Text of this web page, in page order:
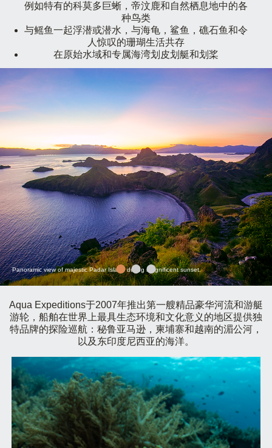
例如特有的科莫多巨蜥，帝汶鹿和自然栖息地中的各
种鸟类
与鳐鱼一起浮潜或潜水，与海龟，鲨鱼，礁石鱼和令
人惊叹的珊瑚生活共存
在原始水域和专属海湾划皮划艇和划桨
Panoramic view of majestic Padar Island during magnificent sunset.
Aqua Expeditions于2007年推出第一艘精品豪华河流和游艇
游轮，船舶在世界上最具生态环境和文化意义的地区提供独
特品牌的探险巡航：秘鲁亚马逊，柬埔寨和越南的湄公河，
以及东印度尼西亚的海洋。